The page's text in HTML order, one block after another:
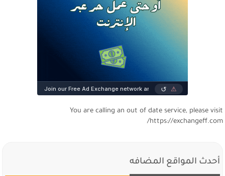
You are calling an out of date service, please visit
https://exchangeff.com/
أحدث المواقع المضافه